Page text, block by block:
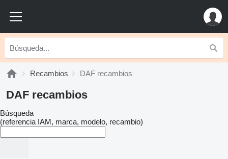
Recambios DAF recambios
DAF recambios
Búsqueda
(referencia IAM, marca, modelo, recambio)